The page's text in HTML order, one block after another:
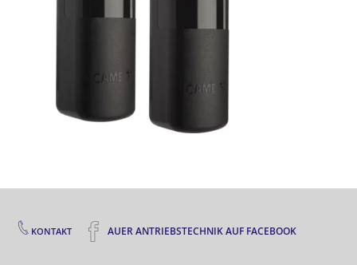
KONTAKT AUER ANTRIEBSTECHNIK AUF FACEBOOK